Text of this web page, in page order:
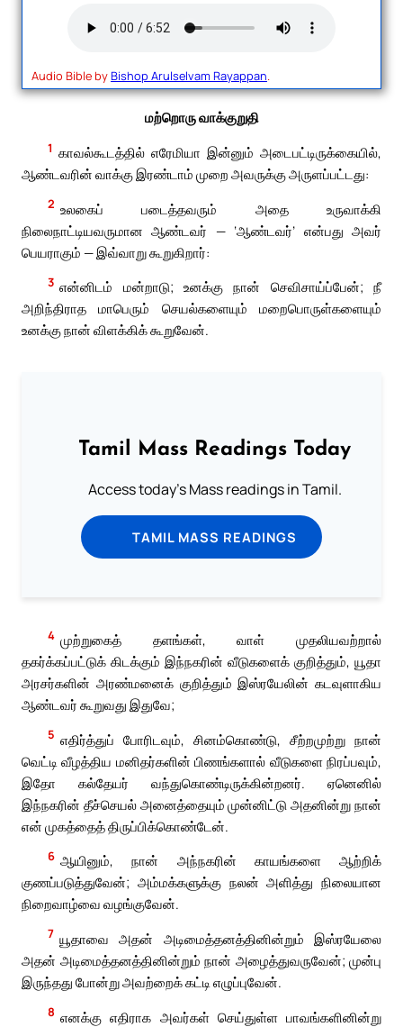
Audio Bible byBishop Arulselvam Rayappan.
மற்றொரு வாக்குறுதி
1 காவல்கூடத்தில் எரேமியா இன்னும் அடைபட்டிருக்கையில்,
ஆண்டவரின் வாக்கு இரண்டாம் முறை அவருக்கு அருளப்பட்டது:
2 உலகைப் படைத்தவரும் அதை உருவாக்கி
நிலைநாட்டியவருமான ஆண்டவர் — ‘ஆண்டவர்’ என்பது அவர்
பெயராகும் — இவ்வாறு கூறுகிறார்:
3 என்னிடம் மன்றாடு; உனக்கு நான் செவிசாய்ப்பேன்; நீ
அறிந்திராத மாபெரும் செயல்களையும் மறைபொருள்களையும்
உனக்கு நான் விளக்கிக் கூறுவேன்.
Tamil Mass Readings Today
Access today's Mass readings in Tamil.
TAMIL MASS READINGS
4 முற்றுகைத் தளங்கள், வாள் முதலியவற்றால்
தகர்க்கப்பட்டுக் கிடக்கும் இந்நகரின் வீடுகளைக் குறித்தும், யூதா
அரசர்களின் அரண்மனைக் குறித்தும் இஸ்ரயேலின் கடவுளாகிய
ஆண்டவர் கூறுவது இதுவே;
5 எதிர்த்துப் போரிடவும், சினம்கொண்டு, சீற்றமுற்று நான்
வெட்டி வீழத்திய மனிதர்களின் பிணங்களால் வீடுகளை நிரப்பவும்,
இதோ கல்தேயர் வந்துகொண்டிருக்கின்றனர். ஏனெனில்
இந்நகரின் தீச்செயல் அனைத்தையும் முன்னிட்டு அதனின்று நான்
என் முகத்தைத் திருப்பிக்கொண்டேன்.
6 ஆயினும், நான் அந்நகரின் காயங்களை ஆற்றிக்
குணப்படுத்துவேன்; அம்மக்களுக்கு நலன் அளித்து நிலையான
நிறைவாழ்வை வழங்குவேன்.
7 யூதாவை அதன் அடிமைத்தனத்தினின்றும் இஸ்ரயேலை
அதன் அடிமைத்தனத்தினின்றும் நான் அழைத்துவருவேன்; முன்பு
இருந்தது போன்று அவற்றைக் கட்டி எழுப்புவேன்.
8 எனக்கு எதிராக அவர்கள் செய்துள்ள பாவங்களினின்று